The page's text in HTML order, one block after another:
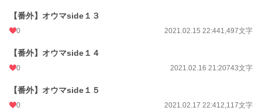
【番外】オウマside１３
0 2021.02.15 22:441,497文字
【番外】オウマside１４
0 2021.02.16 21:20743文字
【番外】オウマside１５
0 2021.02.17 22:412,117文字